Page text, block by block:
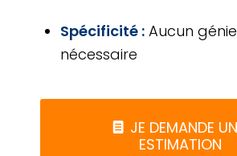
Spécificité : Aucun
nécessaire
JE DEMANDE
ESTIMATION